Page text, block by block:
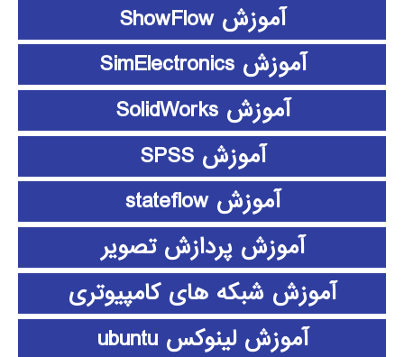
آموزش ShowFlow
آموزش SimElectronics
آموزش SolidWorks
آموزش SPSS
آموزش stateflow
آموزش پردازش تصویر
آموزش شبکه های کامپیوتری
آموزش لینوکس ubuntu